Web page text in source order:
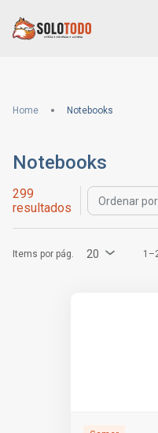
Home Notebooks
Notebooks
299
resultados
Ordenar por
Items por pág. 20